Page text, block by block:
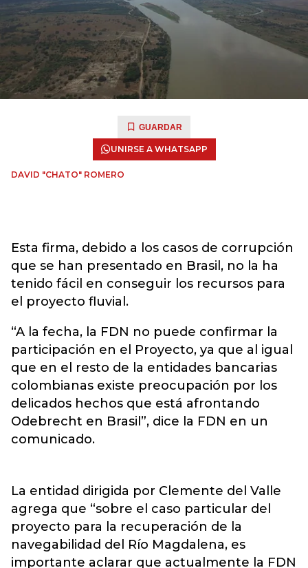
GUARDAR
UNIRSE A WHATSAPP
DAVID "CHATO" ROMERO
Esta firma, debido a los casos de corrupción
que se han presentado en Brasil, no la ha
tenido fácil en conseguir los recursos para
el proyecto fluvial.
“A la fecha, la FDN no puede confirmar la
participación en el Proyecto, ya que al igual
que en el resto de la entidades bancarias
colombianas existe preocupación por los
delicados hechos que está afrontando
Odebrecht en Brasil”, dice la FDN en un
comunicado.
La entidad dirigida por Clemente del Valle
agrega que “sobre el caso particular del
proyecto para la recuperación de la
navegabilidad del Río Magdalena, es
importante aclarar que actualmente la FDN